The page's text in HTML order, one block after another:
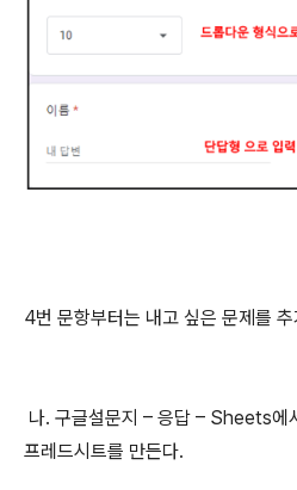
4번 문항부터는 내고 싶은 문제를
나. 구글설문지 – 응답 – Sheets에
프레드시트를 만든다.